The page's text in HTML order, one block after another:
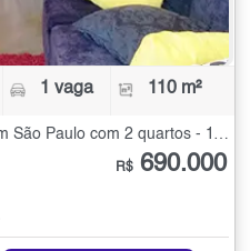
1 vaga 110 m²
R$ 690.000